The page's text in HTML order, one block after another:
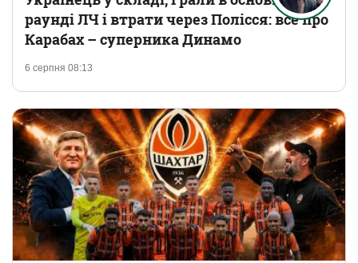
6 серпня 08:13
раунді ЛЧ і втрати через Полісся: все про
Карабах – суперника Динамо